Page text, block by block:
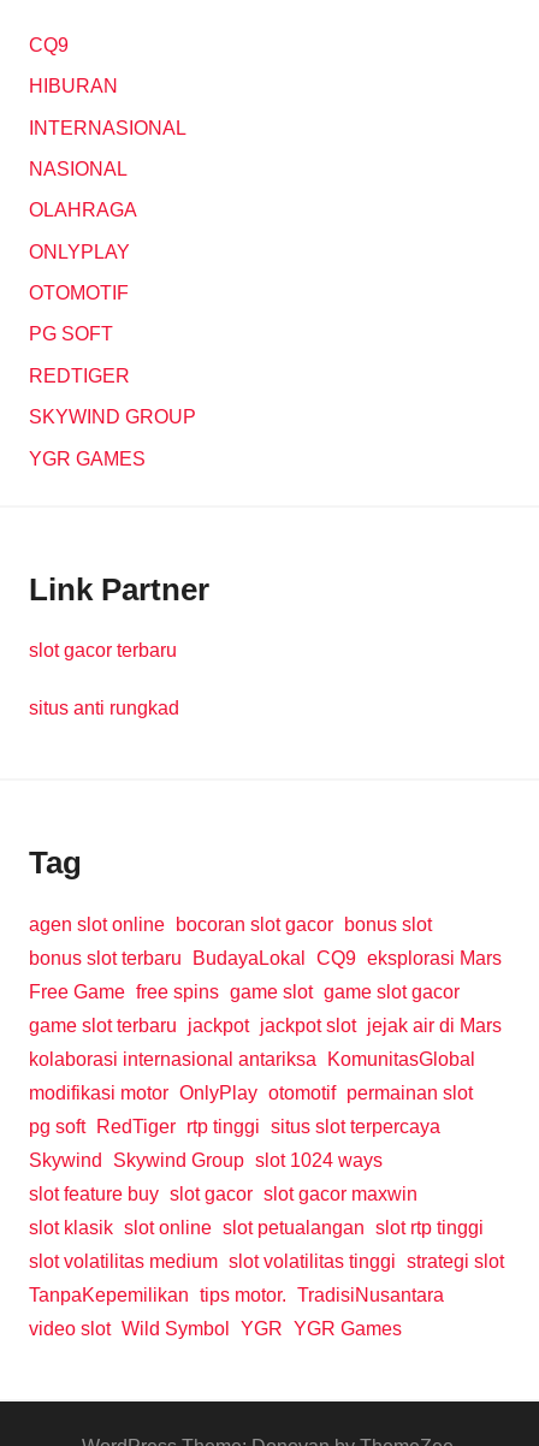
CQ9
HIBURAN
INTERNASIONAL
NASIONAL
OLAHRAGA
ONLYPLAY
OTOMOTIF
PG SOFT
REDTIGER
SKYWIND GROUP
YGR GAMES
Link Partner
slot gacor terbaru
situs anti rungkad
Tag
agen slot online bocoran slot gacor
bonus slot
bonus slot terbaru
BudayaLokal CQ9 eksplorasi Mars
Free Game free spins game slot game slot gacor
game slot terbaru
jackpot jackpot slot jejak air di Mars
kolaborasi internasional antariksa
KomunitasGlobal
modifikasi motor OnlyPlay otomotif permainan slot
pg soft
RedTiger rtp tinggi situs slot terpercaya
Skywind
Skywind Group slot 1024 ways
slot feature buy slot gacor slot gacor maxwin
slot klasik slot online slot petualangan slot rtp tinggi
slot volatilitas medium slot volatilitas tinggi strategi slot
TanpaKepemilikan tips motor. TradisiNusantara
video slot Wild Symbol YGR YGR Games